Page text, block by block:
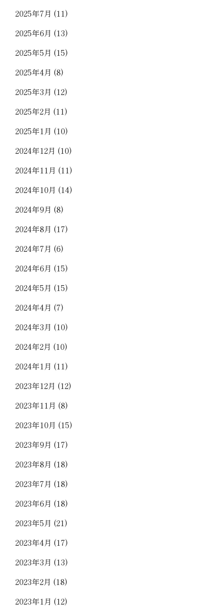
2025年7月 (11)
2025年6月 (13)
2025年5月 (15)
2025年4月 (8)
2025年3月 (12)
2025年2月 (11)
2025年1月 (10)
2024年12月 (10)
2024年11月 (11)
2024年10月 (14)
2024年9月 (8)
2024年8月 (17)
2024年7月 (6)
2024年6月 (15)
2024年5月 (15)
2024年4月 (7)
2024年3月 (10)
2024年2月 (10)
2024年1月 (11)
2023年12月 (12)
2023年11月 (8)
2023年10月 (15)
2023年9月 (17)
2023年8月 (18)
2023年7月 (18)
2023年6月 (18)
2023年5月 (21)
2023年4月 (17)
2023年3月 (13)
2023年2月 (18)
2023年1月 (12)